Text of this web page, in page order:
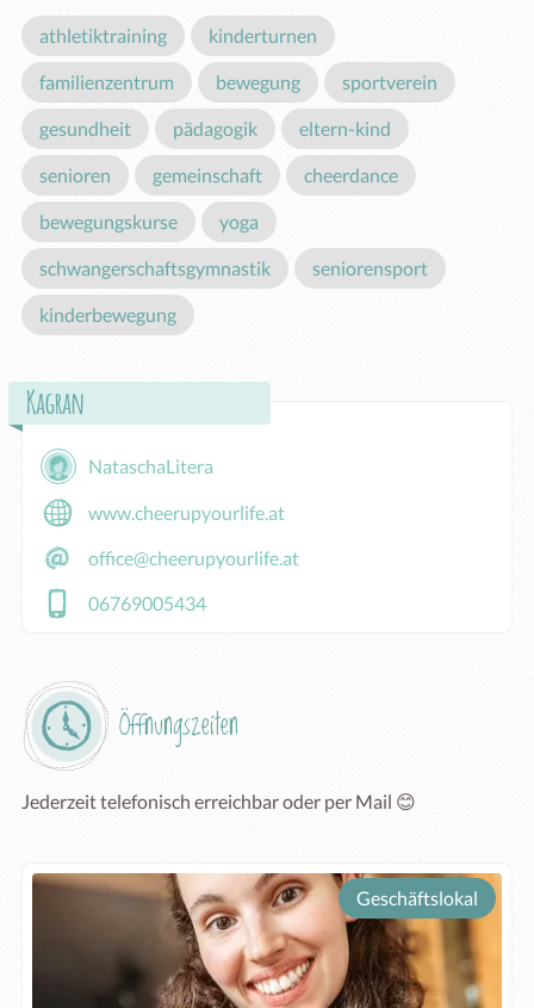
athletiktraining kinderturnen
familienzentrum bewegung sportverein
gesundheit pädagogik eltern-kind
senioren gemeinschaft cheerdance
bewegungskurse yoga
schwangerschaftsgymnastik seniorensport
kinderbewegung
Kagran
NataschaLitera
www.cheerupyourlife.at
office@cheerupyourlife.at
06769005434
Öffnungszeiten
Jederzeit telefonisch erreichbar oder per Mail 😊
Geschäftslokal